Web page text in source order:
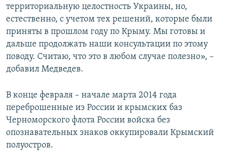
территориальную целостность Украины, но,
естественно, с учетом тех решений, которые были
приняты в прошлом году по Крыму. Мы готовы и
дальше продолжать наши консультации по этому
поводу. Считаю, что это в любом случае полезно», –
добавил Медведев.
В конце февраля – начале марта 2014 года
переброшенные из России и крымских баз
Черноморского флота России войска без
опознавательных знаков оккупировали Крымский
полуостров.